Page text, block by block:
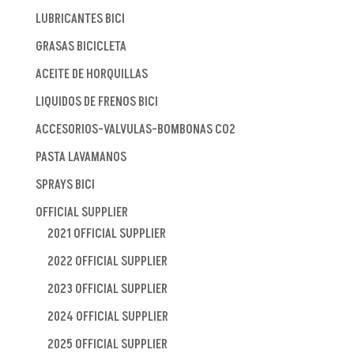
LUBRICANTES BICI
GRASAS BICICLETA
ACEITE DE HORQUILLAS
LIQUIDOS DE FRENOS BICI
ACCESORIOS-VALVULAS-BOMBONAS CO2
PASTA LAVAMANOS
SPRAYS BICI
OFFICIAL SUPPLIER
2021 OFFICIAL SUPPLIER
2022 OFFICIAL SUPPLIER
2023 OFFICIAL SUPPLIER
2024 OFFICIAL SUPPLIER
2025 OFFICIAL SUPPLIER